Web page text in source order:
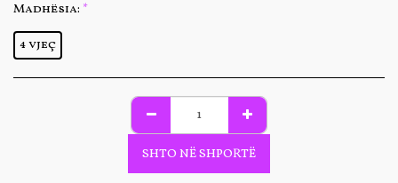
Madhësia: *
4 vjeç
SHTO NË SHPORTË